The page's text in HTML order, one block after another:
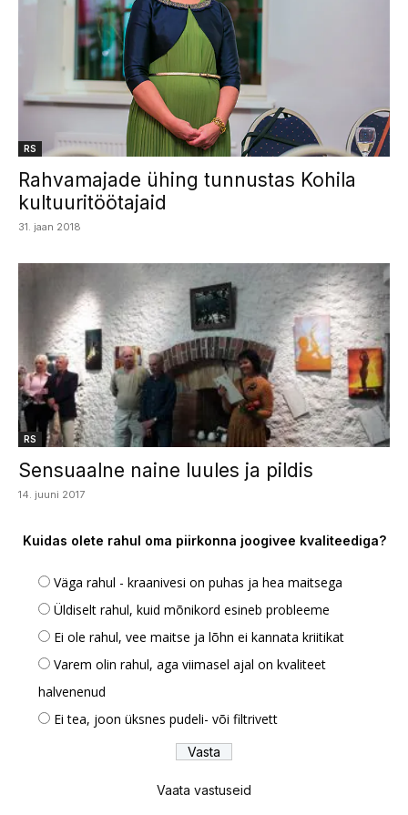
RS
Rahvamajade ühing tunnustas Kohila
kultuuritöötajaid
31. jaan 2018
RS
Sensuaalne naine luules ja pildis
14. juuni 2017
Kuidas olete rahul oma piirkonna joogivee kvaliteediga?
Väga rahul - kraanivesi on puhas ja hea maitsega
Üldiselt rahul, kuid mõnikord esineb probleeme
Ei ole rahul, vee maitse ja lõhn ei kannata kriitikat
Varem olin rahul, aga viimasel ajal on kvaliteet
halvenenud
Ei tea, joon üksnes pudeli- või filtrivett
Vaata vastuseid